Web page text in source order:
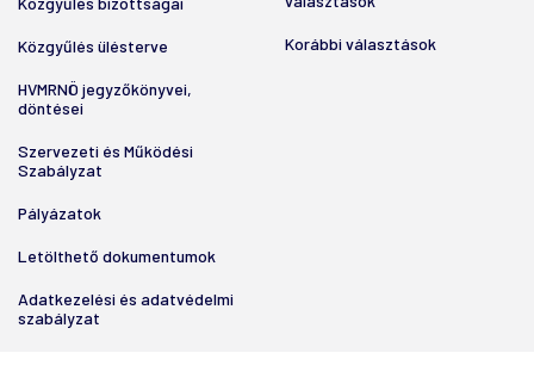
Közgyűlés ülésterve
HVMRNÖ jegyzőkönyvei,
döntései
Szervezeti és Működési
Szabályzat
Pályázatok
Letölthető dokumentumok
Adatkezelési és adatvédelmi
szabályzat
Korábbi választások